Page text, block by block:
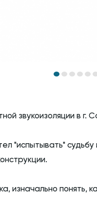
звукоизоляции в г.
"испытывать"
изначально понять,